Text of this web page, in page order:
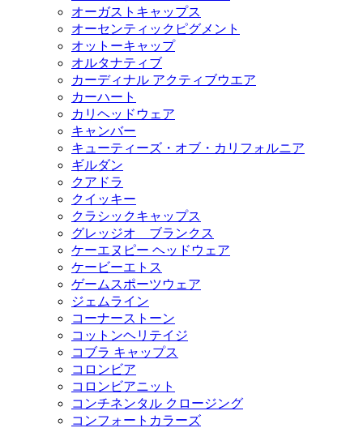
オーガストキャップス
オーセンティックピグメント
オットーキャップ
オルタナティブ
カーディナル アクティブウエア
カーハート
カリヘッドウェア
キャンバー
キューティーズ・オブ・カリフォルニア
ギルダン
クアドラ
クイッキー
クラシックキャップス
グレッジオ ブランクス
ケーエヌピー ヘッドウェア
ケービーエトス
ゲームスポーツウェア
ジェムライン
コーナーストーン
コットンヘリテイジ
コブラ キャップス
コロンビア
コロンビアニット
コンチネンタル クロージング
コンフォートカラーズ